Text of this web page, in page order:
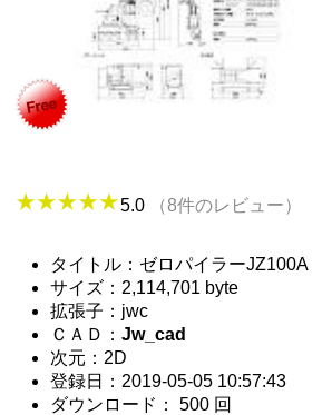
5.0 （8件のレビュー）
タイトル：ゼロパイラーJZ100A
サイズ：2,114,701 byte
拡張子：jwc
ＣＡＤ：Jw_cad
次元：2D
登録日：2019-05-05 10:57:43
ダウンロード： 500 回